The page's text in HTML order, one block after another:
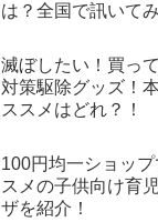
は？全国で訊いて
滅ぼしたい！買っ
対策駆除グッズ！
ススメはどれ？！
100円均一ショッ
スメの子供向け育
ザを紹介！